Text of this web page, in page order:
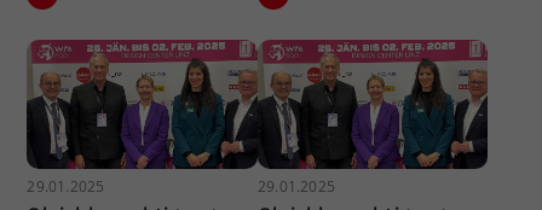
29.01.2025 29.01.2025